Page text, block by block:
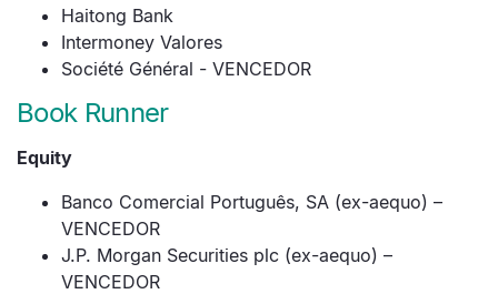
Haitong Bank
Intermoney Valores
Société Général - VENCEDOR
Book Runner
Equity
Banco Comercial Português, SA (ex-aequo) –
VENCEDOR
J.P. Morgan Securities plc (ex-aequo) –
VENCEDOR